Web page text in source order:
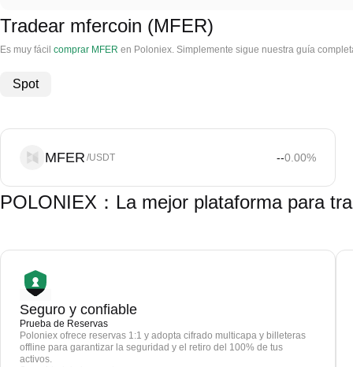
Tradear mfercoin (MFER)
Es muy fácil comprar MFER en Poloniex. Simplemente sigue nuestra guía
Spot
MFER /USDT --0.00%
POLONIEX：La mejor plataforma para
Seguro y confiable
Prueba de Reservas
Poloniex ofrece reservas 1:1 y adopta cifrado multicapa y billeteras
offline para garantizar la seguridad y el retiro del 100% de tus
activos.